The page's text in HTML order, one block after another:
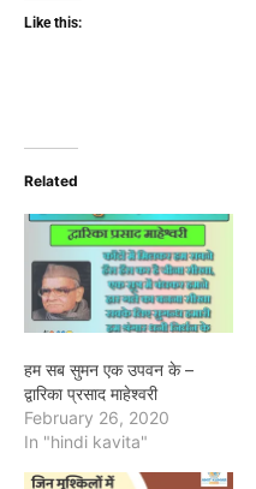
Like this:
Related
हम सब सुमन एक उपवन के –
द्वारिका प्रसाद माहेश्वरी
February 26, 2020
In "hindi kavita"